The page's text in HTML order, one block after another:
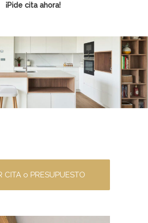
¡Pide cita ahora!
CITA o PRESUPUESTO